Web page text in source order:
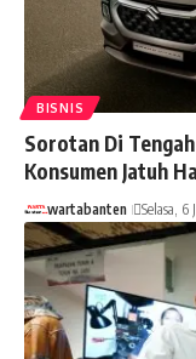
BISNIS
Sorotan Di
Konsumen Jatuh
wartabanten Selasa, 6